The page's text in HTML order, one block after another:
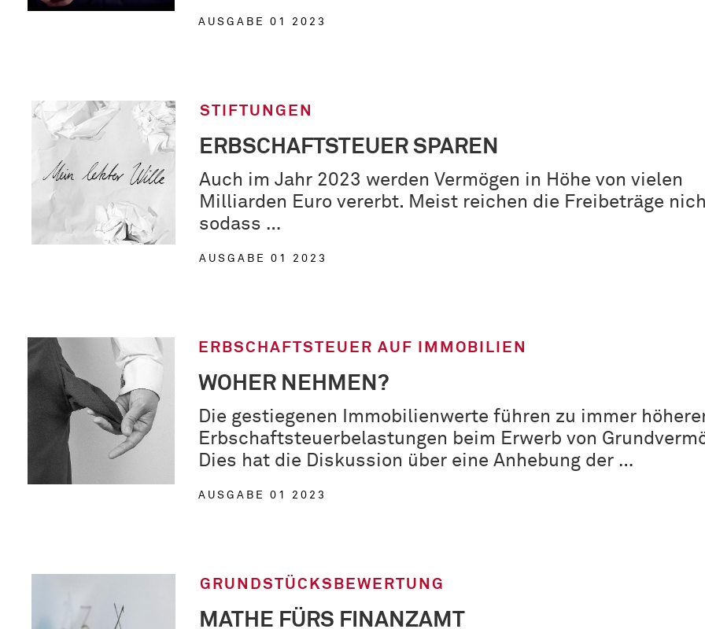
AUSGABE 01 2023
STIFTUNGEN
ERBSCHAFTSTEUER SPAREN
Auch im Jahr 2023 werden Vermögen in Höhe von vielen
Milliarden Euro vererbt. Meist reichen die Freibeträge
sodass …
AUSGABE 01 2023
ERBSCHAFTSTEUER AUF IMMOBILIEN
WOHER NEHMEN?
Die gestiegenen Immobilienwerte führen zu immer
Erbschaftsteuerbelastungen beim Erwerb von
Dies hat die Diskussion über eine Anhebung der …
AUSGABE 01 2023
GRUNDSTÜCKSBEWERTUNG
MATHE FÜRS FINANZAMT